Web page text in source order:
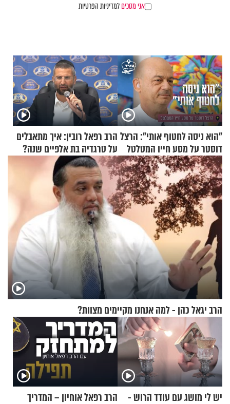
אני מסכיםלמדיניות הפרטיות
"הוא ניסה לחטוף אותי": הרצל
דוסטר על מסע חייו המטלטל
הרב רפאל רובין: איך מתאבלים
על טרגדיה בת אלפיים שנה?
הרב יגאל כהן - למה אנחנו מקיימים מצוות?
יש לי מושג עם עודד הרוש -
הרב רפאל אוחיון – המדריך